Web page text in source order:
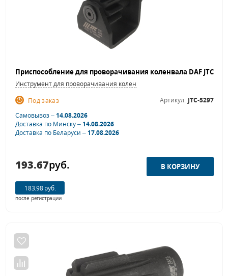
Инструмент для проворачивания коленвала
Под заказ
Артикул: JTC-5297
Самовывоз –14.08.2026
Доставка по Минску –14.08.2026
Доставка по Беларуси –17.08.2026
193.67руб.
183.98 руб.
после регистрации